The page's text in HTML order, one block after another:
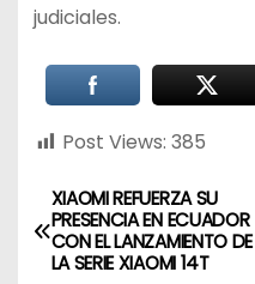
judiciales.
Post Views: 385
XIAOMI REFUERZA SU
PRESENCIA EN ECUADOR
CON EL LANZAMIENTO DE
LA SERIE XIAOMI 14T